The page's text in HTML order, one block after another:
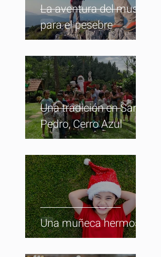
La aventura del musgo
para el pesebre
Una tradición en San
Pedro, Cerro Azul
Una muñeca hermosa